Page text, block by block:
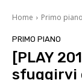
Home Primo piano
PRIMO PIANO
[PLAY
sfuggirvi